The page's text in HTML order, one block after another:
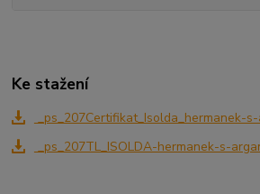
Ke stažení
_ps_207Certifikat_Isolda_hermanek-
_ps_207TL_ISOLDA-hermanek-s-